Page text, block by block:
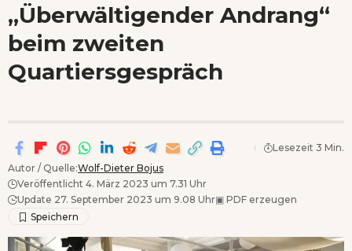
„Überwältigender Andrang“
beim zweiten
Quartiersgespräch
Autor / Quelle:Wolf-Dieter Bojus
Veröffentlicht 4. März 2023 um 7.31 Uhr
Update 27. September 2023 um 9.08 Uhr▣ PDF erzeugen
Lesezeit 3 Min.